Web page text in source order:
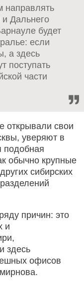
и Дальнего
будет
если
а здесь
поступать
части
открывали свои
уверяют в
подобная
обычно крупные
сибирских
причин: это
и
здесь
офисов